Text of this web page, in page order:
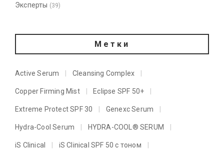
Эксперты (39)
Метки
Active Serum Cleansing Complex
Copper Firming Mist Eclipse SPF 50+
Extreme Protect SPF 30 Genexc Serum
Hydra-Cool Serum HYDRA-COOL® SERUM
iS Clinical iS Clinical SPF 50 с тоном